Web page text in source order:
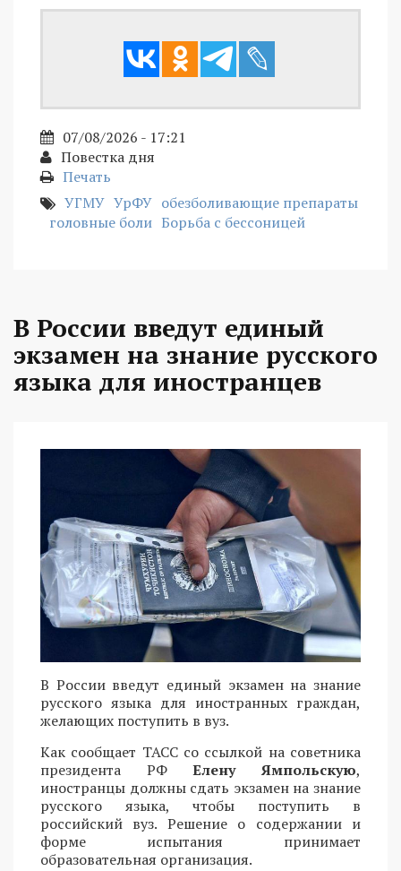
07/08/2026 - 17:21
Повестка дня
Печать
УГМУ УрФУ обезболивающие препараты
головные боли Борьба с бессоницей
В России введут единый
экзамен на знание русского
языка для иностранцев
В России введут единый экзамен на знание
русского языка для иностранных граждан,
желающих поступить в вуз.
Как сообщает ТАСС со ссылкой на советника
президента РФЕлену Ямпольскую,
иностранцы должны сдать экзамен на знание
русского языка, чтобы поступить в
российский вуз. Решение о содержании и
форме испытания принимает
образовательная организация.